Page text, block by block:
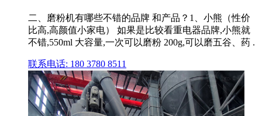
二、磨粉机有哪些不错的品牌 和产品？1、小熊（性价
比高,高颜值小家电） 如果是比较看重电器品牌,小熊就
不错,550ml 大容量,一次可以磨粉 200g,可以磨五谷、药 .
联系电话: 180 3780 8511